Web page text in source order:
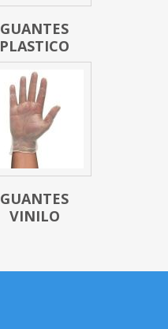
GUANTES
PLASTICO
GUANTES
VINILO